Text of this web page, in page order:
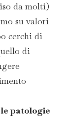
da molti)
su valori
cerchi di
di
patologie